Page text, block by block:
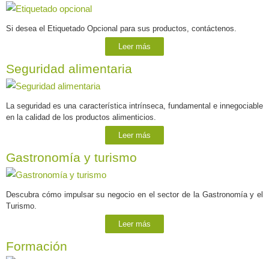
Si desea el Etiquetado Opcional para sus productos, contáctenos.
Leer más
Seguridad alimentaria
La seguridad es una característica intrínseca, fundamental e innegociable
en la calidad de los productos alimenticios.
Leer más
Gastronomía y turismo
Descubra cómo impulsar su negocio en el sector de la Gastronomía y el
Turismo.
Leer más
Formación